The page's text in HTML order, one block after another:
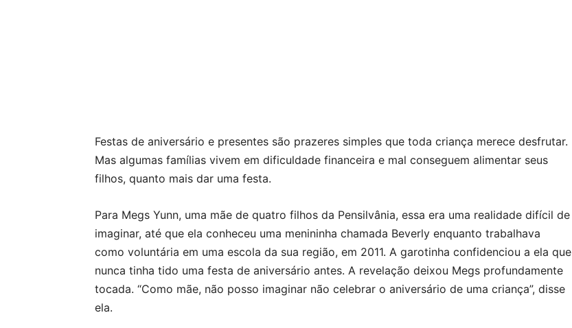
Festas de aniversário e presentes são prazeres simples que toda criança merece desfrutar.
Mas algumas famílias vivem em dificuldade financeira e mal conseguem alimentar seus
filhos, quanto mais dar uma festa.
Para Megs Yunn, uma mãe de quatro filhos da Pensilvânia, essa era uma realidade difícil de
imaginar, até que ela conheceu uma menininha chamada Beverly enquanto trabalhava
como voluntária em uma escola da sua região, em 2011. A garotinha confidenciou a ela que
nunca tinha tido uma festa de aniversário antes. A revelação deixou Megs profundamente
tocada. “Como mãe, não posso imaginar não celebrar o aniversário de uma criança”, disse
ela.